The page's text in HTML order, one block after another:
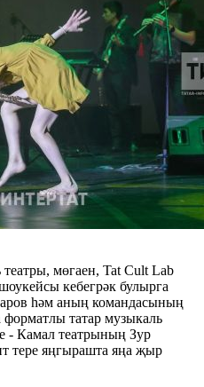
мөгаен, Tat Cult Lab
кебегрәк булырга
һәм аның командасының
татар музыкаль
- Камал театрының Зур
тере яңгырашта яңа җыр